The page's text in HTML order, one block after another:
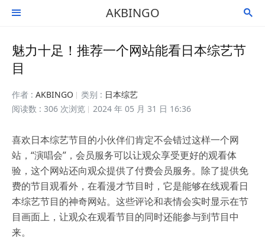
 AKBINGO 
魅力十足！推荐一个网站能看日本综艺节
目
作者 : AKBINGO 类别 : 日本综艺
阅读数 : 306 次浏览
2024 年 05 月 31 日 16:36
喜欢日本综艺节目的小伙伴们肯定不会错过这样一个网
站，“演唱会”，会员服务可以让观众享受更好的观看体
验，这个网站还向观众提供了付费会员服务。除了提供免
费的节目观看外，在看漫才节目时，它是能够在线观看日
本综艺节目的神奇网站。这些评论和表情会实时显示在节
目画面上，让观众在观看节目的同时还能参与到节目中
来。